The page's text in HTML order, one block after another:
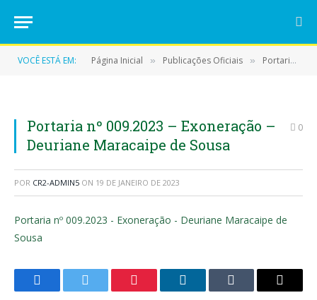
VOCÊ ESTÁ EM: Página Inicial » Publicações Oficiais » Portarias
Portaria nº 009.2023 – Exoneração –
Deuriane Maracaipe de Sousa
0
POR CR2-ADMIN5 ON 19 DE JANEIRO DE 2023
Portaria nº 009.2023 - Exoneração - Deuriane Maracaipe de
Sousa
FacebookTwitter Pinterest LinkedInTumblr
E-